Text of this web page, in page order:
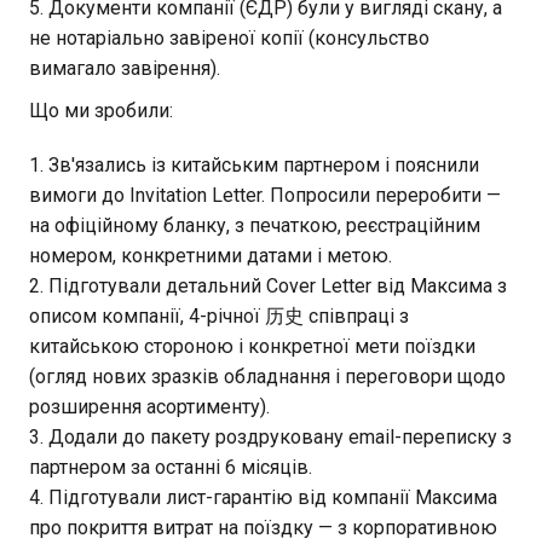
Документи компанії (ЄДР) були у вигляді скану, а
не нотаріально завіреної копії (консульство
вимагало завірення).
Що ми зробили:
Зв'язались із китайським партнером і пояснили
вимоги до Invitation Letter. Попросили переробити —
на офіційному бланку, з печаткою, реєстраційним
номером, конкретними датами і метою.
Підготували детальний Cover Letter від Максима з
описом компанії, 4-річної 历史 співпраці з
китайською стороною і конкретної мети поїздки
(огляд нових зразків обладнання і переговори щодо
розширення асортименту).
Додали до пакету роздруковану email-переписку з
партнером за останні 6 місяців.
Підготували лист-гарантію від компанії Максима
про покриття витрат на поїздку — з корпоративною